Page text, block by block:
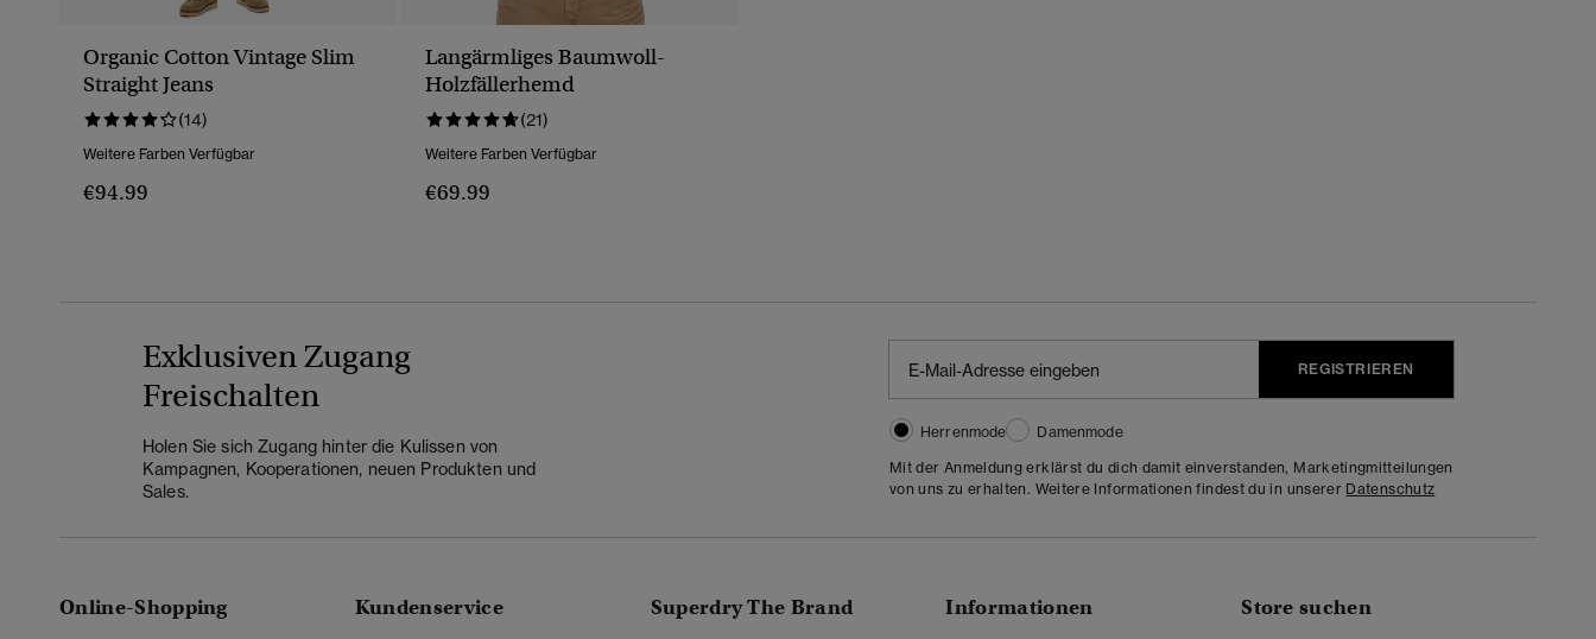
Organic Cotton Vintage Slim
Straight Jeans
(14)
Weitere Farben Verfügbar
€94.99
Langärmliges Baumwoll-
Holzfällerhemd
(21)
Weitere Farben Verfügbar
€69.99
Exklusiven Zugang
Freischalten
Holen Sie sich Zugang hinter die Kulissen von
Kampagnen, Kooperationen, neuen Produkten und
Sales.
REGISTRIEREN
Herrenmode
Damenmode
Mit der Anmeldung erklärst du dich damit einverstanden, Marketingmitteilungen
von uns zu erhalten. Weitere Informationen findest du in unserer Datenschutz
Online-Shopping Kundenservice Superdry The Brand Informationen Store suchen